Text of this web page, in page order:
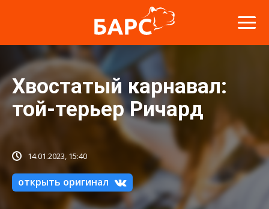
Хвостатый карнавал:
той-терьер Ричард
14.01.2023, 15:40
открыть оригинал